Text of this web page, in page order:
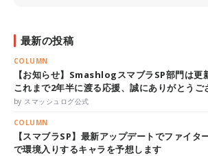
最新の投稿
COLUMN
【お知らせ】SmashlogスマブラSP部門は更
これまで2年半に渡る応援、誠にありがとうご
by スマッシュログ公式
COLUMN
【スマブラSP】最新アップデートでファイ
で環境入りするキャラを予想します